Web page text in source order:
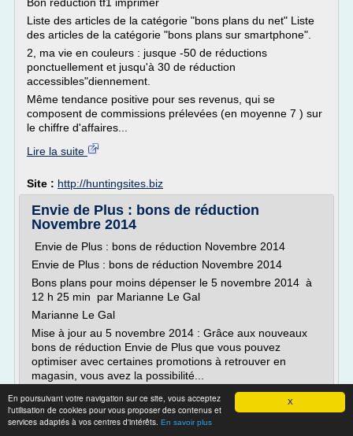
X
En poursuivant votre navigation sur ce site, vous acceptez
l'utilisation de cookies pour vous proposer des contenus et
services adaptés à vos centres d'intérêts. En savoir plus
Liste des articles de la catégorie "bons plans du net" Liste
des articles de la catégorie "bons plans sur smartphone".
2, ma vie en couleurs : jusque -50 de réductions
ponctuellement et jusqu'à 30 de réduction
accessibles"diennement.
Même tendance positive pour ses revenus, qui se
composent de commissions prélevées (en moyenne 7 ) sur
le chiffre d'affaires...
Lire la suite
Site : http://huntingsites.biz
Envie de Plus : bons de réduction
Novembre 2014
Envie de Plus : bons de réduction Novembre 2014
Envie de Plus : bons de réduction Novembre 2014
Bons plans pour moins dépenser le 5 novembre 2014 à
12 h 25 min par Marianne Le Gal
Marianne Le Gal
Mise à jour au 5 novembre 2014 : Grâce aux nouveaux
bons de réduction Envie de Plus que vous pouvez
optimiser avec certaines promotions à retrouver en
magasin, vous avez la possibilité...
Lire la suite